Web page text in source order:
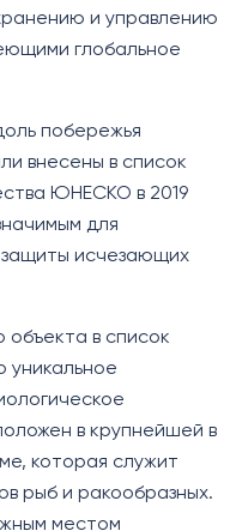
и управлению
глобальное
побережья
внесены в список
ЮНЕСКО в 2019
для
защиты исчезающих
объекта в список
уникальное
в крупнейшей в
которая служит
рыб и ракообразных.
местом